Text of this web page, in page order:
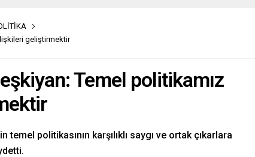
geliştirmektir
Temel politikamız
politikasının karşılıklı saygı ve ortak çıkarlara